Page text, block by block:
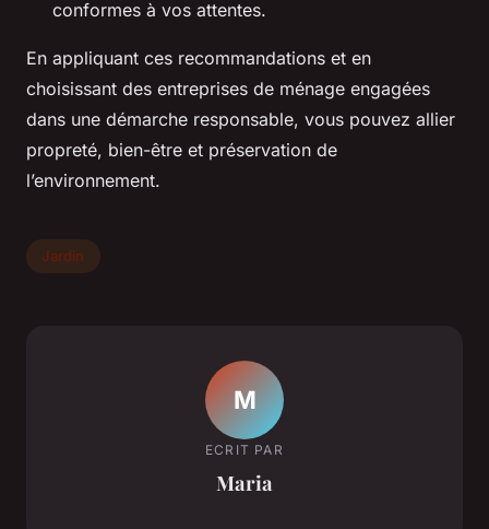
conformes à vos attentes.
En appliquant ces recommandations et en
choisissant des entreprises de ménage engagées
dans une démarche responsable, vous pouvez allier
propreté, bien-être et préservation de
l’environnement.
Jardin
M
ECRIT PAR
Maria